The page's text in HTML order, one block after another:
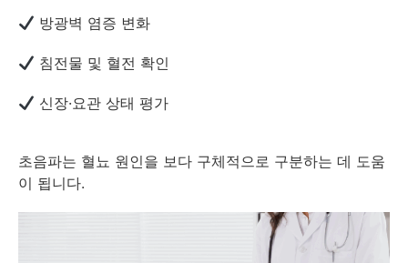
방광벽 염증 변화
침전물 및 혈전 확인
신장·요관 상태 평가
초음파는 혈뇨 원인을 보다 구체적으로 구분하는 데 도움
이 됩니다.